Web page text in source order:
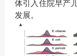
体引入住院早产
发展。